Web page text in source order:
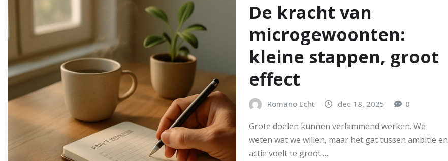
De kracht van
microgewoonten:
kleine stappen, groot
effect
Romano Echt dec 18, 2025 0
Grote doelen kunnen verlammend werken. We
weten wat we willen, maar het gat tussen ambitie en
actie voelt te groot.…